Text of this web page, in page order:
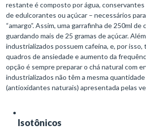
restante é composto por água, conservantes
de edulcorantes ou açúcar – necessários
“amargo”. Assim, uma garrafinha de 250ml de
guardando mais de 25 gramas de açúcar.
industrializados possuem cafeína, e, por isso,
quadros de ansiedade e aumento da
opção é sempre preparar o chá natural com
industrializados não têm a mesma
(antioxidantes naturais) apresentada pelas
Isotônicos